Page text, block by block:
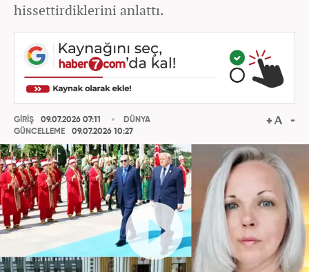
hissettirdiklerini anlattı.
GİRİŞ
09.07.2026 07:11
GÜNCELLEME
09.07.2026 10:27
DÜNYA